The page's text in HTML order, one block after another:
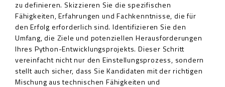
zu definieren. Skizzieren Sie die spezifischen
Fähigkeiten, Erfahrungen und Fachkenntnisse, die für
den Erfolg erforderlich sind. Identifizieren Sie den
Umfang, die Ziele und potenziellen Herausforderungen
Ihres Python-Entwicklungsprojekts. Dieser Schritt
vereinfacht nicht nur den Einstellungsprozess, sondern
stellt auch sicher, dass Sie Kandidaten mit der richtigen
Mischung aus technischen Fähigkeiten und